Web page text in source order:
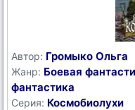
Автор: Громыко Ольга
Жанр: Боевая
фантастика
Серия: Космобиолухи